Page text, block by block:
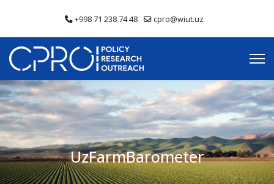
+998 71 238 74 48 cpro@wiut.uz
UzFarmBarometer